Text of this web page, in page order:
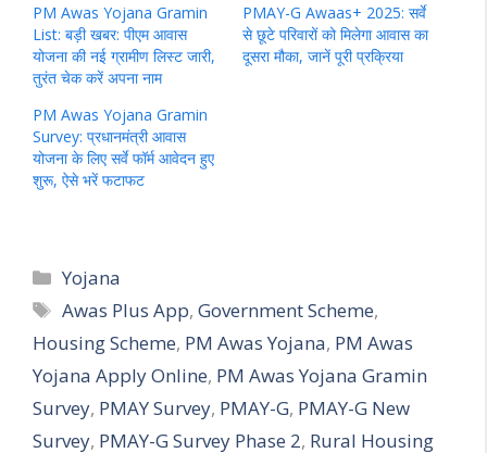
PM Awas Yojana Gramin
List: बड़ी खबर: पीएम आवास
योजना की नई ग्रामीण लिस्ट जारी,
तुरंत चेक करें अपना नाम
PMAY-G Awaas+ 2025: सर्वे
से छूटे परिवारों को मिलेगा आवास का
दूसरा मौका, जानें पूरी प्रक्रिया
PM Awas Yojana Gramin
Survey: प्रधानमंत्री आवास
योजना के लिए सर्वे फॉर्म आवेदन हुए
शुरू, ऐसे भरें फटाफट
Categories
Yojana
Tags
Awas Plus App,Government Scheme,
Housing Scheme, PM Awas Yojana, PM Awas
Yojana Apply Online, PM Awas Yojana Gramin
Survey, PMAY Survey, PMAY-G, PMAY-G New
Survey, PMAY-G Survey Phase 2, Rural Housing